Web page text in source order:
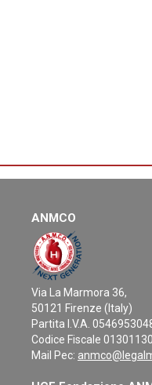
ANMCO
Via La Marmora 36,
50121 Firenze (Italy)
Partita I.V.A.
Codice Fiscale
Mail Pec: